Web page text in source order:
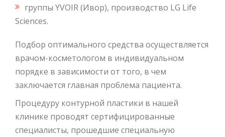
группы YVOIR (Ивор), производство LG Life
Sciences.
Подбор оптимального средства осуществляется
врачом-косметологом в индивидуальном
порядке в зависимости от того, в чем
заключается главная проблема пациента.
Процедуру контурной пластики в нашей
клинике проводят сертифицированные
специалисты, прошедшие специальную